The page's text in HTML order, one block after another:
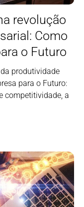
revolução
Como
o Futuro
produtividade
para o Futuro:
competitividade, a